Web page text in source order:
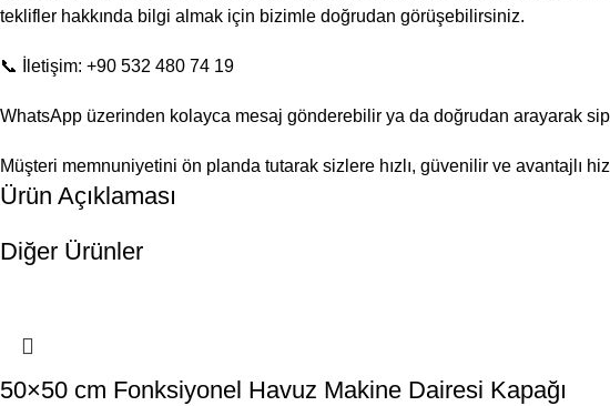
teklifler hakkında bilgi almak için bizimle doğrudan görüşebilirsiniz.
📞 İletişim: +90 532 480 74 19
WhatsApp üzerinden kolayca mesaj gönderebilir ya da doğrudan arayarak
Müşteri memnuniyetini ön planda tutarak sizlere hızlı, güvenilir ve avantajlı
Ürün Açıklaması
Diğer Ürünler
50×50 cm Fonksiyonel Havuz Makine Dairesi Kapağı